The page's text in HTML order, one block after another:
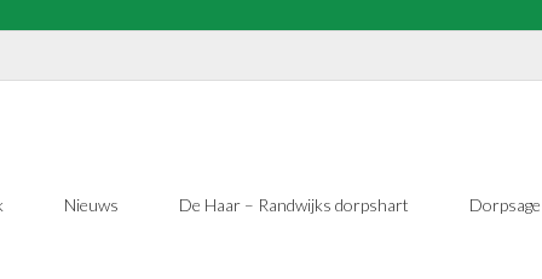
Nieuws De Haar – Randwijks dorpshart